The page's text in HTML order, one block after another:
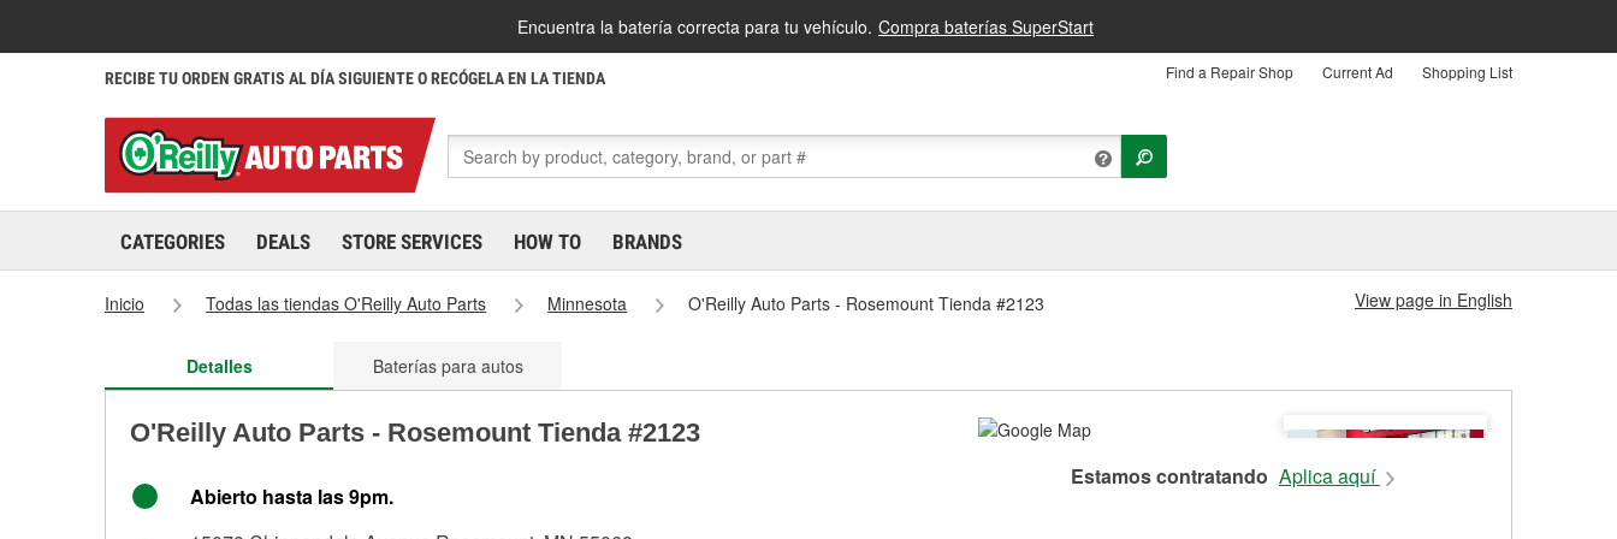
Encuentra la batería correcta para tu vehículo. Compra baterías SuperStart
RECIBE TU ORDEN GRATIS AL DÍA SIGUIENTE O RECÓGELA EN LA TIENDA Find a Repair Shop Current Ad Shopping List
CATEGORIES DEALS STORE SERVICES HOW TO BRANDS
Inicio Todas las tiendas O'Reilly Auto Parts Minnesota O'Reilly Auto Parts - Rosemount Tienda #2123 View page in English
Detalles Baterías para autos
O'Reilly Auto Parts - Rosemount Tienda #2123
Abierto hasta las 9pm.
Estamos contratando Aplica aquí